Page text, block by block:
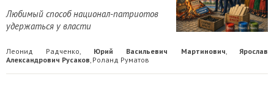
Любимый способ национал-патриотов
удержаться у власти
Леонид Радченко, Юрий Васильевич Мартинович,Ярослав
Александрович Русаков, Роланд Руматов